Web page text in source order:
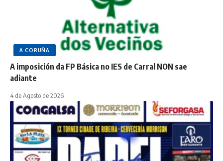
A CORUÑA
A imposición da FP Básica no IES de Carral NON sae
adiante
4 de Agosto de 2026